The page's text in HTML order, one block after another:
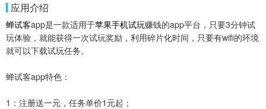
应用介绍
蝉试客app是一款适用于苹果手机试玩赚钱的app平台，只要3分钟试
玩体验，就能获得一次试玩奖励，利用碎片化时间，只要有wifi的环境
就可以下载试玩任务。
蝉试客app特色：
1：注册送一元，任务单价1元起；